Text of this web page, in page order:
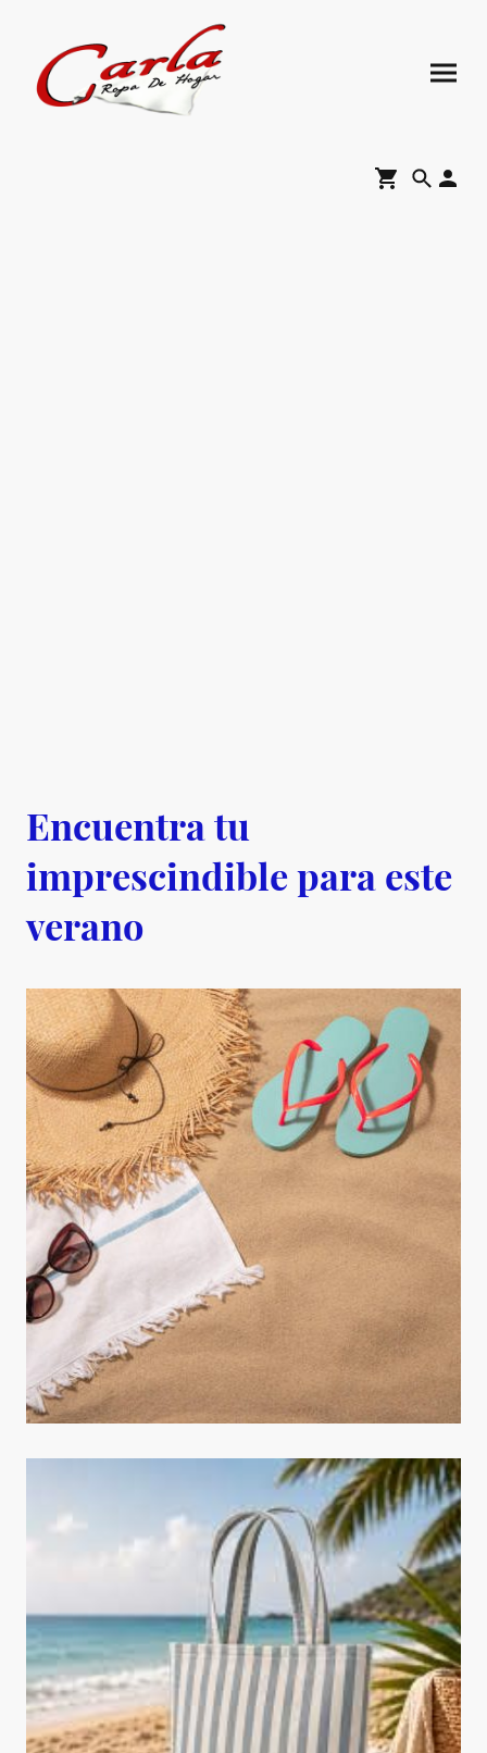
Encuentra tu
imprescindible para este
verano